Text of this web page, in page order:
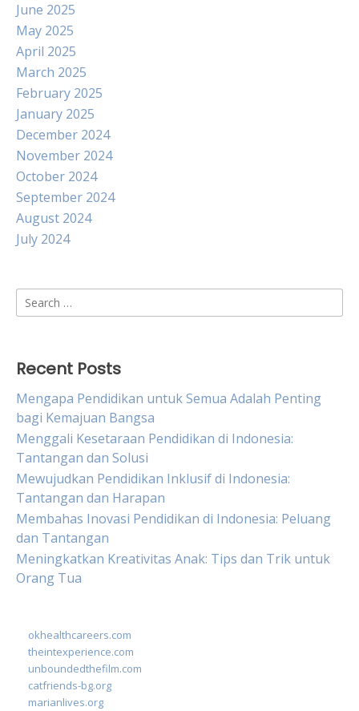
June 2025
May 2025
April 2025
March 2025
February 2025
January 2025
December 2024
November 2024
October 2024
September 2024
August 2024
July 2024
Search
for:
Recent Posts
Mengapa Pendidikan untuk Semua Adalah Penting
bagi Kemajuan Bangsa
Menggali Kesetaraan Pendidikan di Indonesia:
Tantangan dan Solusi
Mewujudkan Pendidikan Inklusif di Indonesia:
Tantangan dan Harapan
Membahas Inovasi Pendidikan di Indonesia: Peluang
dan Tantangan
Meningkatkan Kreativitas Anak: Tips dan Trik untuk
Orang Tua
okhealthcareers.com
theintexperience.com
unboundedthefilm.com
catfriends-bg.org
marianlives.org